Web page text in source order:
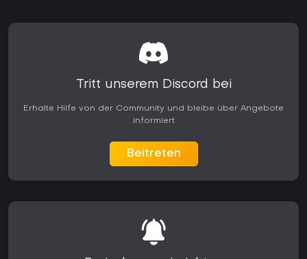
Tritt unserem Discord bei
Erhalte Hilfe von der Community und bleibe über Angebote
informiert
Beitreten